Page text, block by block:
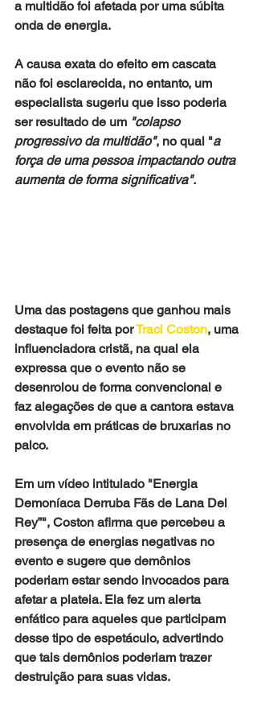
a multidão foi afetada por uma súbita
onda de energia.
A causa exata do efeito em cascata
não foi esclarecida, no entanto, um
especialista sugeriu que isso poderia
ser resultado de um "colapso
progressivo da multidão", no qual "a
força de uma pessoa impactando outra
aumenta de forma significativa".
Uma das postagens que ganhou mais
destaque foi feita por Traci Coston, uma
influenciadora cristã, na qual ela
expressa que o evento não se
desenrolou de forma convencional e
faz alegações de que a cantora estava
envolvida em práticas de bruxarias no
palco.
Em um vídeo intitulado "Energia
Demoníaca Derruba Fãs de Lana Del
Rey”", Coston afirma que percebeu a
presença de energias negativas no
evento e sugere que demônios
poderiam estar sendo invocados para
afetar a plateia. Ela fez um alerta
enfático para aqueles que participam
desse tipo de espetáculo, advertindo
que tais demônios poderiam trazer
destruição para suas vidas.